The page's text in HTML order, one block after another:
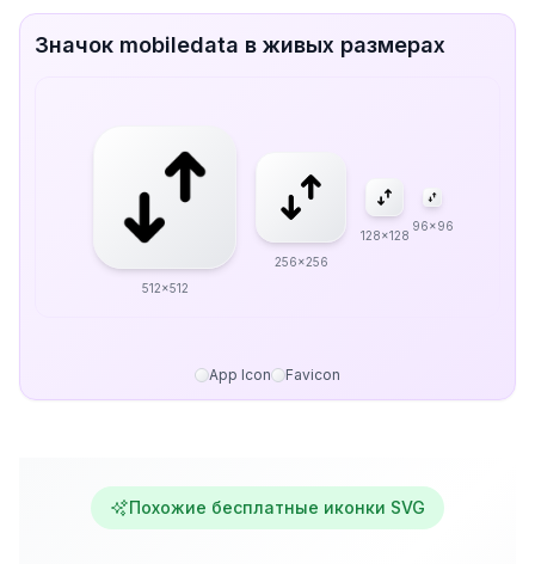
Значок mobiledata в живых размерах
512x512
256x256
128x128
96x96
App Icon Favicon
Похожие бесплатные иконки SVG